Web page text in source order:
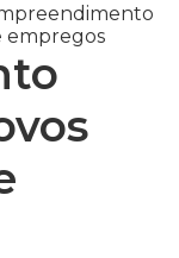
empregos